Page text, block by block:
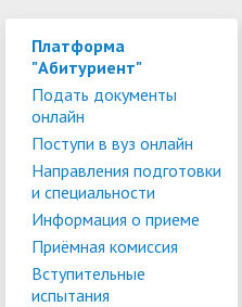
Платформа
"Абитуриент"
Подать документы
онлайн
Поступи в вуз онлайн
Направления подготовки
и специальности
Информация о приеме
Приёмная комиссия
Вступительные
испытания